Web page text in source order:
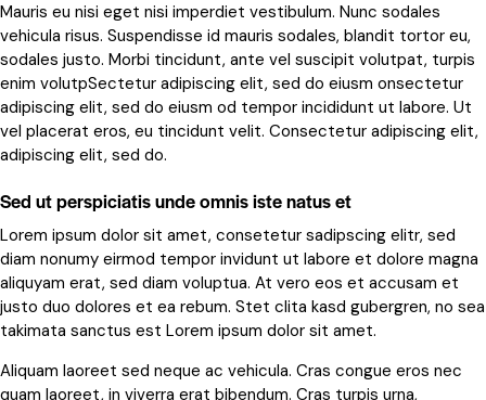
Mauris eu nisi eget nisi imperdiet vestibulum. Nunc sodales
vehicula risus. Suspendisse id mauris sodales, blandit tortor eu,
sodales justo. Morbi tincidunt, ante vel suscipit volutpat, turpis
enim volutpSectetur adipiscing elit, sed do eiusm onsectetur
adipiscing elit, sed do eiusm od tempor incididunt ut labore. Ut
vel placerat eros, eu tincidunt velit. Consectetur adipiscing elit,
adipiscing elit, sed do.
Sed ut perspiciatis unde omnis iste natus et
Lorem ipsum dolor sit amet, consetetur sadipscing elitr, sed
diam nonumy eirmod tempor invidunt ut labore et dolore magna
aliquyam erat, sed diam voluptua. At vero eos et accusam et
justo duo dolores et ea rebum. Stet clita kasd gubergren, no sea
takimata sanctus est Lorem ipsum dolor sit amet.
Aliquam laoreet sed neque ac vehicula. Cras congue eros nec
quam laoreet, in viverra erat bibendum. Cras turpis urna,